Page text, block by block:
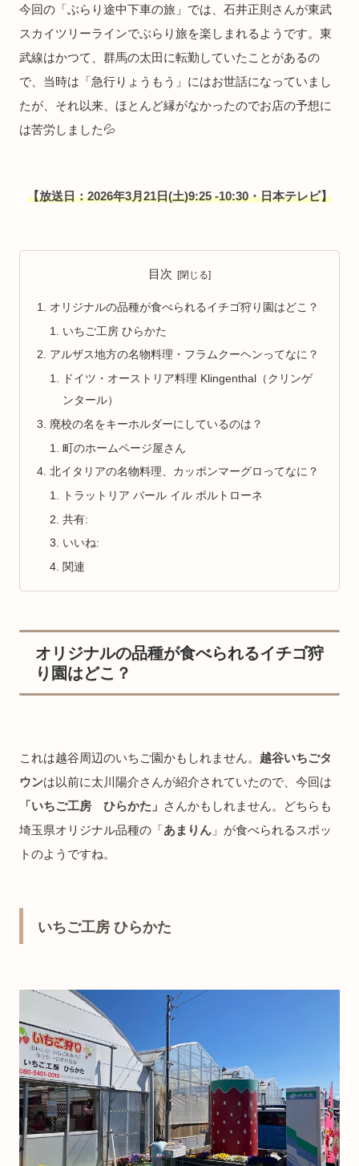
今回の「ぶらり途中下車の旅」では、石井正則さんが東武
スカイツリーラインでぶらり旅を楽しまれるようです。東
武線はかつて、群馬の太田に転勤していたことがあるの
で、当時は「急行りょうもう」にはお世話になっていまし
たが、それ以来、ほとんど縁がなかったのでお店の予想に
は苦労しました💦
【放送日：2026年3月21日(土)9:25 -10:30・日本テレビ】
目次
オリジナルの品種が食べられるイチゴ狩り園はどこ？
いちご工房 ひらかた
アルザス地方の名物料理・フラムクーヘンってなに？
ドイツ・オーストリア料理 Klingenthal（クリンゲ
ンタール）
廃校の名をキーホルダーにしているのは？
町のホームページ屋さん
北イタリアの名物料理、カッポンマーグロってなに？
トラットリア バール イル ポルトローネ
共有:
いいね:
関連
オリジナルの品種が食べられるイチゴ狩
り園はどこ？
これは越谷周辺のいちご園かもしれません。 越谷いちごタ
ウンは以前に太川陽介さんが紹介されていたので、今回は
「いちご工房 ひらかた」 さんかもしれません。どちらも
埼玉県オリジナル品種の「あまりん 」が食べられるスポッ
トのようですね。
いちご工房 ひらかた